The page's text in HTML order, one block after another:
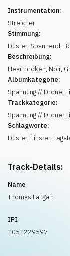
Instrumentation:
Streicher
Stimmung:
Düster, Spannend,
Beschreibung:
Heartbroken, Noir,
Albumkategorie:
Spannung // Drone,
Trackkategorie:
Spannung // Drone,
Schlagworte:
Düster, Finster,
Track-Details:
Name
Thomas Langan
IPI
1051229597